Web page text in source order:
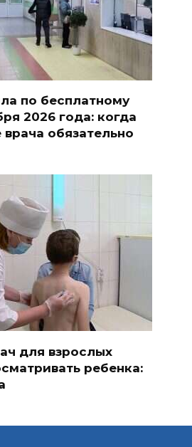
по бесплатному
2026 года: когда
обязательно
для взрослых
ребенка: